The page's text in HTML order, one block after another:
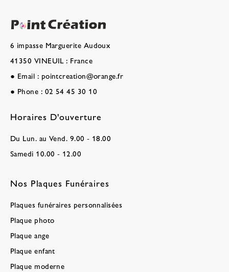
6 impasse Marguerite Audoux
41350 VINEUIL : France
● Email : pointcreation@orange.fr
● Phone : 02 54 45 30 10
Horaires D'ouverture
Du Lun. au Vend. 9.00 - 18.00
Samedi 10.00 - 12.00
Nos Plaques Funéraires
Plaques funéraires personnalisées
Plaque photo
Plaque ange
Plaque enfant
Plaque moderne